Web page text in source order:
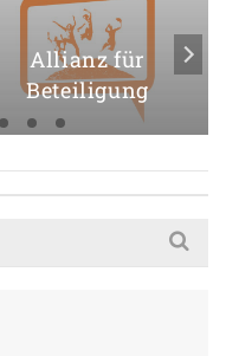
Allianz für
Beteiligung